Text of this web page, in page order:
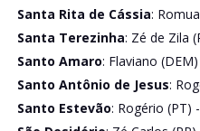
Santa Rita de Cássia:
Santa Terezinha: Zé de Zila
Santo Amaro: Flaviano
Santo Antônio de Jesus:
Santo Estevão: Rogério (PT)